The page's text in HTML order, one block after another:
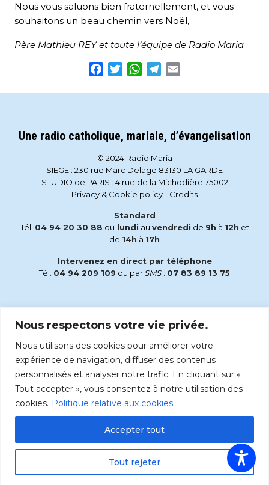
Nous respectons votre vie privée.
Nous utilisons des cookies pour améliorer votre
expérience de navigation, diffuser des contenus
personnalisés et analyser notre trafic. En cliquant sur «
Tout accepter », vous consentez à notre utilisation des
cookies. Politique relative aux cookies
Tout rejeter
Accepter tout
Nous vous saluons bien fraternellement, et vous
souhaitons un beau chemin vers Noël,
Père Mathieu REY et toute l’équipe de Radio Maria
Facebook
TwitterWhatsApp
Telegram
Une radio catholique, mariale, d’évangelisation
© 2024 Radio Maria
SIEGE : 230 rue Marc Delage 83130 LA GARDE
STUDIO de PARIS : 4 rue de la Michodière 75002
Privacy & Cookie policy- Credits
Standard
Tél. 04 94 20 30 88 du lundi au vendredi de 9h à 12h et
de 14h à 17h
Intervenez en direct par téléphone
Tél. 04 94 209 109 ou parSMS : 07 83 89 13 75
accueil@radiomaria.fr
Écoutez Radio Maria sur :